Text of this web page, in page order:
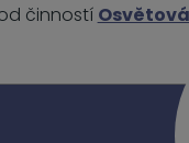
činností